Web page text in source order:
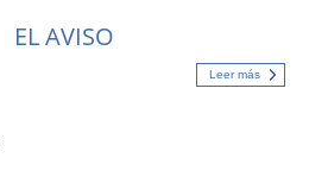
EL AVISO
Leer más